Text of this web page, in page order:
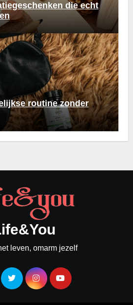
die echt
routine zonder
leven, omarm jezelf